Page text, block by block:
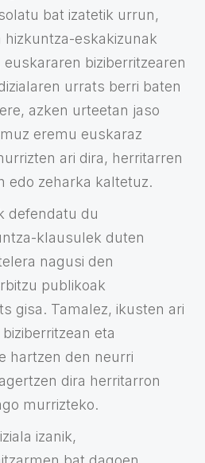
bat izatetik urrun,
eskakizunak
biziberritzearen
urrats berri baten
azken urteetan jaso
eremu euskaraz
ari dira, herritarren
edo zeharka kaltetuz.
defendatu du
klausulek duten
nagusi den
publikoak
gisa. Tamalez, ikusten ari
eta
hartzen den neurri
dira herritarron
murrizteko.
izanik,